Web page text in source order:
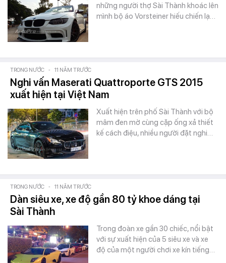
những người thợ Sài Thành khoác lên
mình bộ áo Vorsteiner hiếu chiến lạ…
TRONG NƯỚC - 11 NĂM TRƯỚC
Nghi vấn Maserati Quattroporte GTS 2015
xuất hiện tại Việt Nam
Xuất hiện trên phố Sài Thành với bộ
mâm đen mờ cùng cặp ống xả thiết
kế cách điệu, nhiều người đặt nghi…
TRONG NƯỚC - 11 NĂM TRƯỚC
Dàn siêu xe, xe độ gần 80 tỷ khoe dáng tại
Sài Thành
Trong đoàn xe gần 30 chiếc, nổi bật
với sự xuất hiện của 5 siêu xe và xe
độ của một người chơi xe kín tiếng…